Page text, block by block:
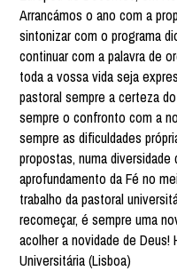
Arrancámos o ano com a
sintonizar com o programa
continuar com a palavra de
toda a vossa vida seja
pastoral sempre a certeza
sempre o confronto com a
sempre as dificuldades
propostas, numa
aprofundamento da Fé no
trabalho da pastoral
recomeçar, é sempre uma
acolher a novidade de
Universitária (Lisboa)